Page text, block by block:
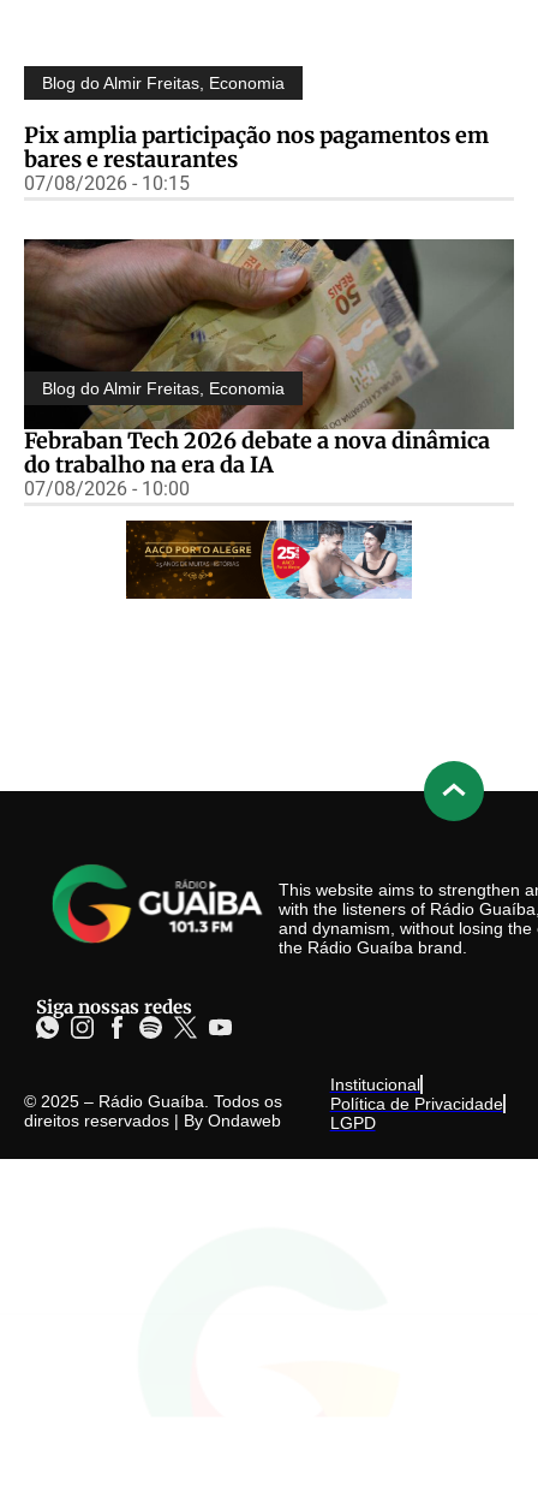
Blog do Almir Freitas, Economia
Pix amplia participação nos pagamentos em
bares e restaurantes
07/08/2026 - 10:15
Blog do Almir Freitas, Economia
Febraban Tech 2026 debate a nova dinâmica
do trabalho na era da IA
07/08/2026 - 10:00
This website aims to strengthen
with the listeners of Rádio
and dynamism, without losing
the Rádio Guaíba brand.
Siga nossas redes
© 2025 – Rádio Guaíba. Todos os
direitos reservados | By Ondaweb
Institucional
Política de Privacidade
LGPD